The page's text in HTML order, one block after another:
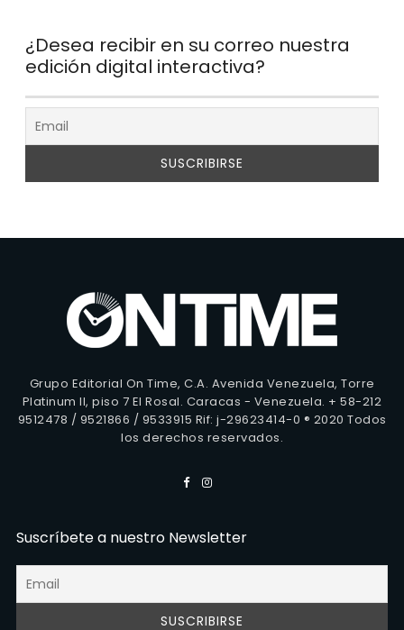
¿Desea recibir en su correo nuestra
edición digital interactiva?
Grupo Editorial On Time, C.A. Avenida Venezuela, Torre
Platinum II, piso 7 El Rosal. Caracas - Venezuela. + 58-212
9512478 / 9521866 / 9533915 Rif: j-29623414-0 ® 2020 Todos
los derechos reservados.
Suscríbete a nuestro Newsletter